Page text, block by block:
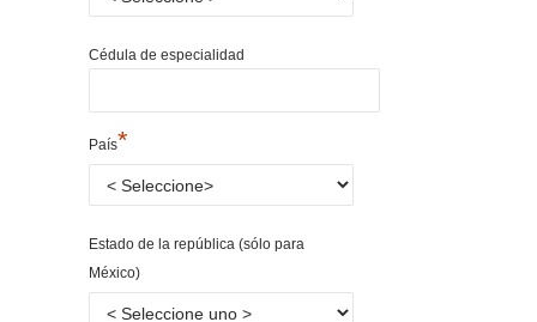
Cédula de especialidad
País*
Estado de la república (sólo para
México)